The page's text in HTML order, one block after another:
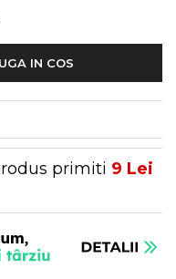
IN COS
primiti 9 Lei